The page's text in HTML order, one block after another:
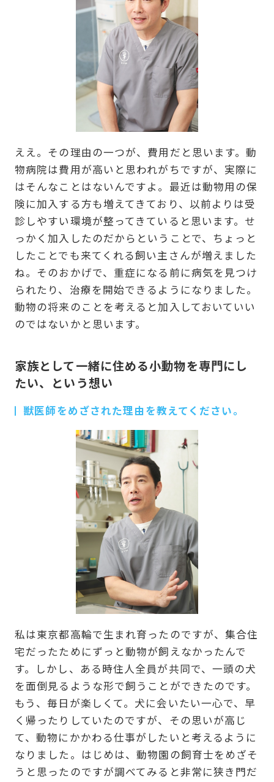
ええ。その理由の一つが、費用だと思います。動
物病院は費用が高いと思われがちですが、実際に
はそんなことはないんですよ。最近は動物用の保
険に加入する方も増えてきており、以前よりは受
診しやすい環境が整ってきていると思います。せ
っかく加入したのだからということで、ちょっと
したことでも来てくれる飼い主さんが増えました
ね。そのおかげで、重症になる前に病気を見つけ
られたり、治療を開始できるようになりました。
動物の将来のことを考えると加入しておいていい
のではないかと思います。
家族として一緒に住める小動物を専門にし
たい、という想い
獣医師をめざされた理由を教えてください。
私は東京都高輪で生まれ育ったのですが、集合住
宅だったためにずっと動物が飼えなかったんで
す。しかし、ある時住人全員が共同で、一頭の犬
を面倒見るような形で飼うことができたのです。
もう、毎日が楽しくて。犬に会いたい一心で、早
く帰ったりしていたのですが、その思いが高じ
て、動物にかかわる仕事がしたいと考えるように
なりました。はじめは、動物園の飼育士をめざそ
うと思ったのですが調べてみると非常に狭き門だ